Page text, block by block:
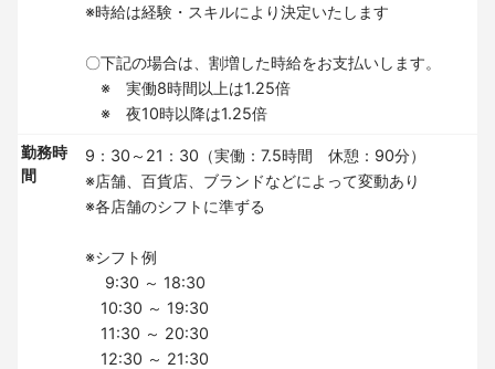
※時給は経験・スキルにより決定いたします
〇下記の場合は、割増した時給をお支払いします。
※ 実働8時間以上は1.25倍
※ 夜10時以降は1.25倍
勤務時
間
9：30～21：30（実働：7.5時間 休憩：90分）
※店舗、百貨店、ブランドなどによって変動あり
※各店舗のシフトに準ずる
※シフト例
9:30 ～ 18:30
10:30 ～ 19:30
11:30 ～ 20:30
12:30 ～ 21:30